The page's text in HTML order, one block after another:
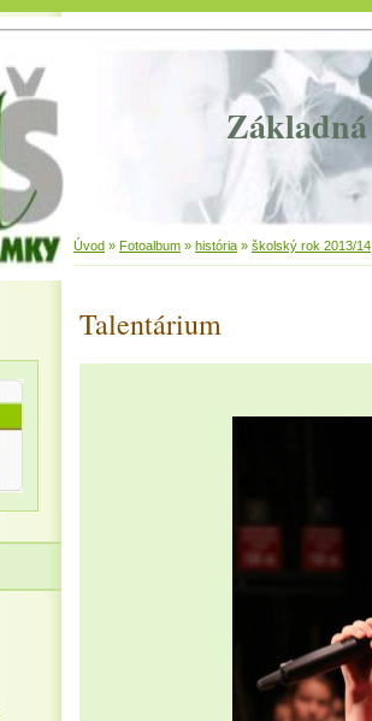
Základná
Úvod » Fotoalbum » história » školský rok 2013/14
Talentárium